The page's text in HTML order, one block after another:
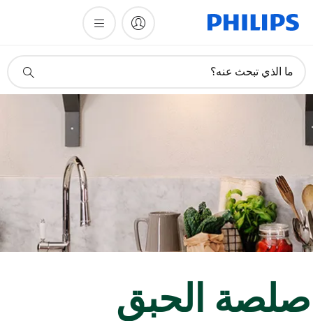
دعم
ما الذي تبحث عنه؟
الحبق